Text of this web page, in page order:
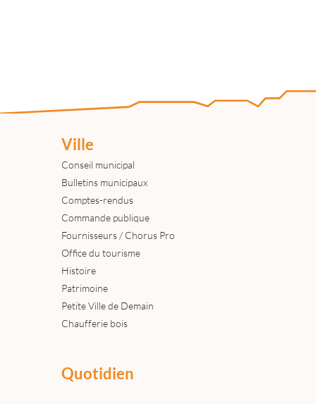
Ville
Conseil municipal
Bulletins municipaux
Comptes-rendus
Commande publique
Fournisseurs / Chorus Pro
Office du tourisme
Histoire
Patrimoine
Petite Ville de Demain
Chaufferie bois
Quotidien